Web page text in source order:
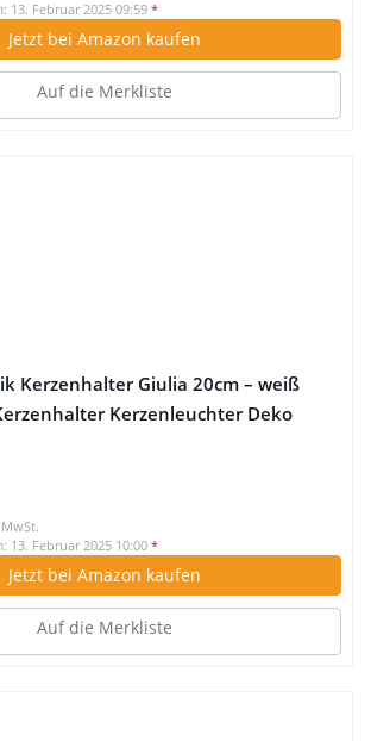
13. Februar 2025 09:59 *
Jetzt bei Amazon kaufen
Auf die Merkliste
Kerzenhalter Giulia 20cm – weiß
Kerzenleuchter Deko
13. Februar 2025 10:00 *
Jetzt bei Amazon kaufen
Auf die Merkliste